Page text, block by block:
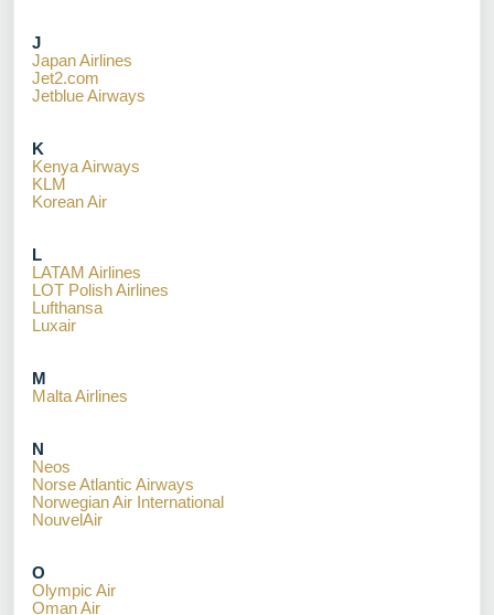
J
Japan Airlines
Jet2.com
Jetblue Airways
K
Kenya Airways
KLM
Korean Air
L
LATAM Airlines
LOT Polish Airlines
Lufthansa
Luxair
M
Malta Airlines
N
Neos
Norse Atlantic Airways
Norwegian Air International
NouvelAir
O
Olympic Air
Oman Air